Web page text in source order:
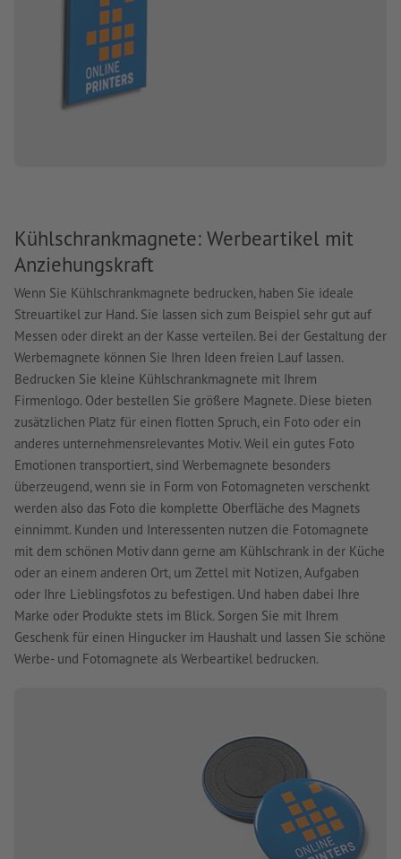
Kühlschrankmagnete: Werbeartikel mit
Anziehungskraft
Wenn Sie Kühlschrankmagnete bedrucken, haben Sie ideale
Streuartikel zur Hand. Sie lassen sich zum Beispiel sehr gut auf
Messen oder direkt an der Kasse verteilen. Bei der Gestaltung der
Werbemagnete können Sie Ihren Ideen freien Lauf lassen.
Bedrucken Sie kleine Kühlschrankmagnete mit Ihrem
Firmenlogo. Oder bestellen Sie größere Magnete. Diese bieten
zusätzlichen Platz für einen flotten Spruch, ein Foto oder ein
anderes unternehmensrelevantes Motiv. Weil ein gutes Foto
Emotionen transportiert, sind Werbemagnete besonders
überzeugend, wenn sie in Form von Fotomagneten verschenkt
werden also das Foto die komplette Oberfläche des Magnets
einnimmt. Kunden und Interessenten nutzen die Fotomagnete
mit dem schönen Motiv dann gerne am Kühlschrank in der Küche
oder an einem anderen Ort, um Zettel mit Notizen, Aufgaben
oder Ihre Lieblingsfotos zu befestigen. Und haben dabei Ihre
Marke oder Produkte stets im Blick. Sorgen Sie mit Ihrem
Geschenk für einen Hingucker im Haushalt und lassen Sie schöne
Werbe- und Fotomagnete als Werbeartikel bedrucken.